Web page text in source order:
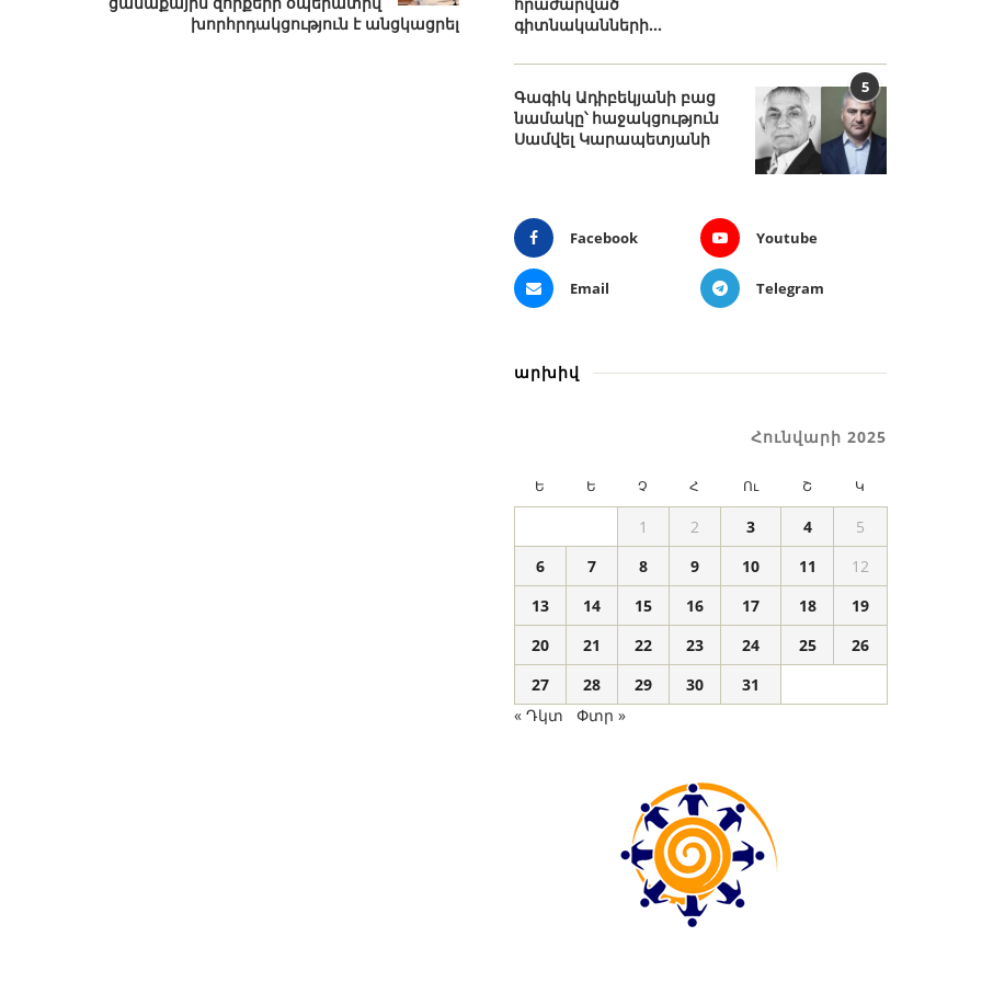
խորհրդակցություն է անցկացրել
գիտնականների...
5
Գագիկ Ադիբեկյանի բաց
նամակը՝ հաջակցություն
Սամվել Կարապետյանի
Facebook Youtube
Email Telegram
արխիվ
Հունվարի 2025
Ե Ե Չ Հ Ու Շ Կ
1 2 3 4
5
6
7 8 9 10 11
12
13
14 15 16 17 18
19
20
21 22 23 24 25
26
27
28 29 30
31
« Դկտ
Փտր »